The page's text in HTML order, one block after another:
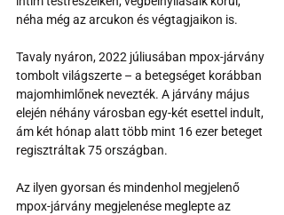
néha még az arcukon és végtagjaikon is.
Tavaly nyáron, 2022 júliusában mpox-járvány
tombolt világszerte – a betegséget korábban
majomhimlőnek nevezték. A járvány május
elején néhány városban egy-két esettel indult,
ám két hónap alatt több mint 16 ezer beteget
regisztráltak 75 országban.
Az ilyen gyorsan és mindenhol megjelenő
mpox-járvány megjelenése meglepte az